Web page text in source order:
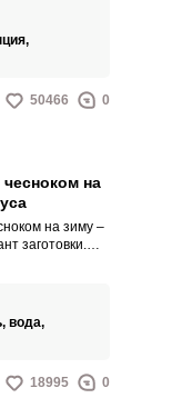
необходимы
время
50466 0
на
на зиму –
заготовки.
вода,
18995 0